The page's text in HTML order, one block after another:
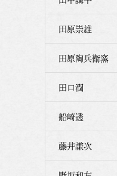
田原崇雄
田原陶兵衛窯
田口潤
船崎透
藤井謙次